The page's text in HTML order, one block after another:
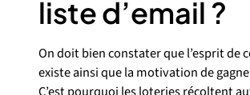
liste d’email ?
On doit bien constater que l’esprit de
existe ainsi que la motivation de